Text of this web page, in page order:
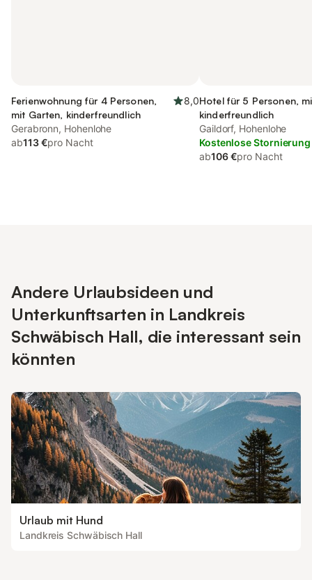
Ferienwohnung für 4 Personen,
mit Garten, kinderfreundlich
8,0
Gerabronn, Hohenlohe
ab113 €pro Nacht
Hotel für 5 Personen,
kinderfreundlich
Gaildorf, Hohenlohe
Kostenlose Stornierung
ab106 €pro Nacht
Andere Urlaubsideen und
Unterkunftsarten in Landkreis
Schwäbisch Hall, die interessant sein
könnten
Urlaub mit Hund
Landkreis Schwäbisch Hall